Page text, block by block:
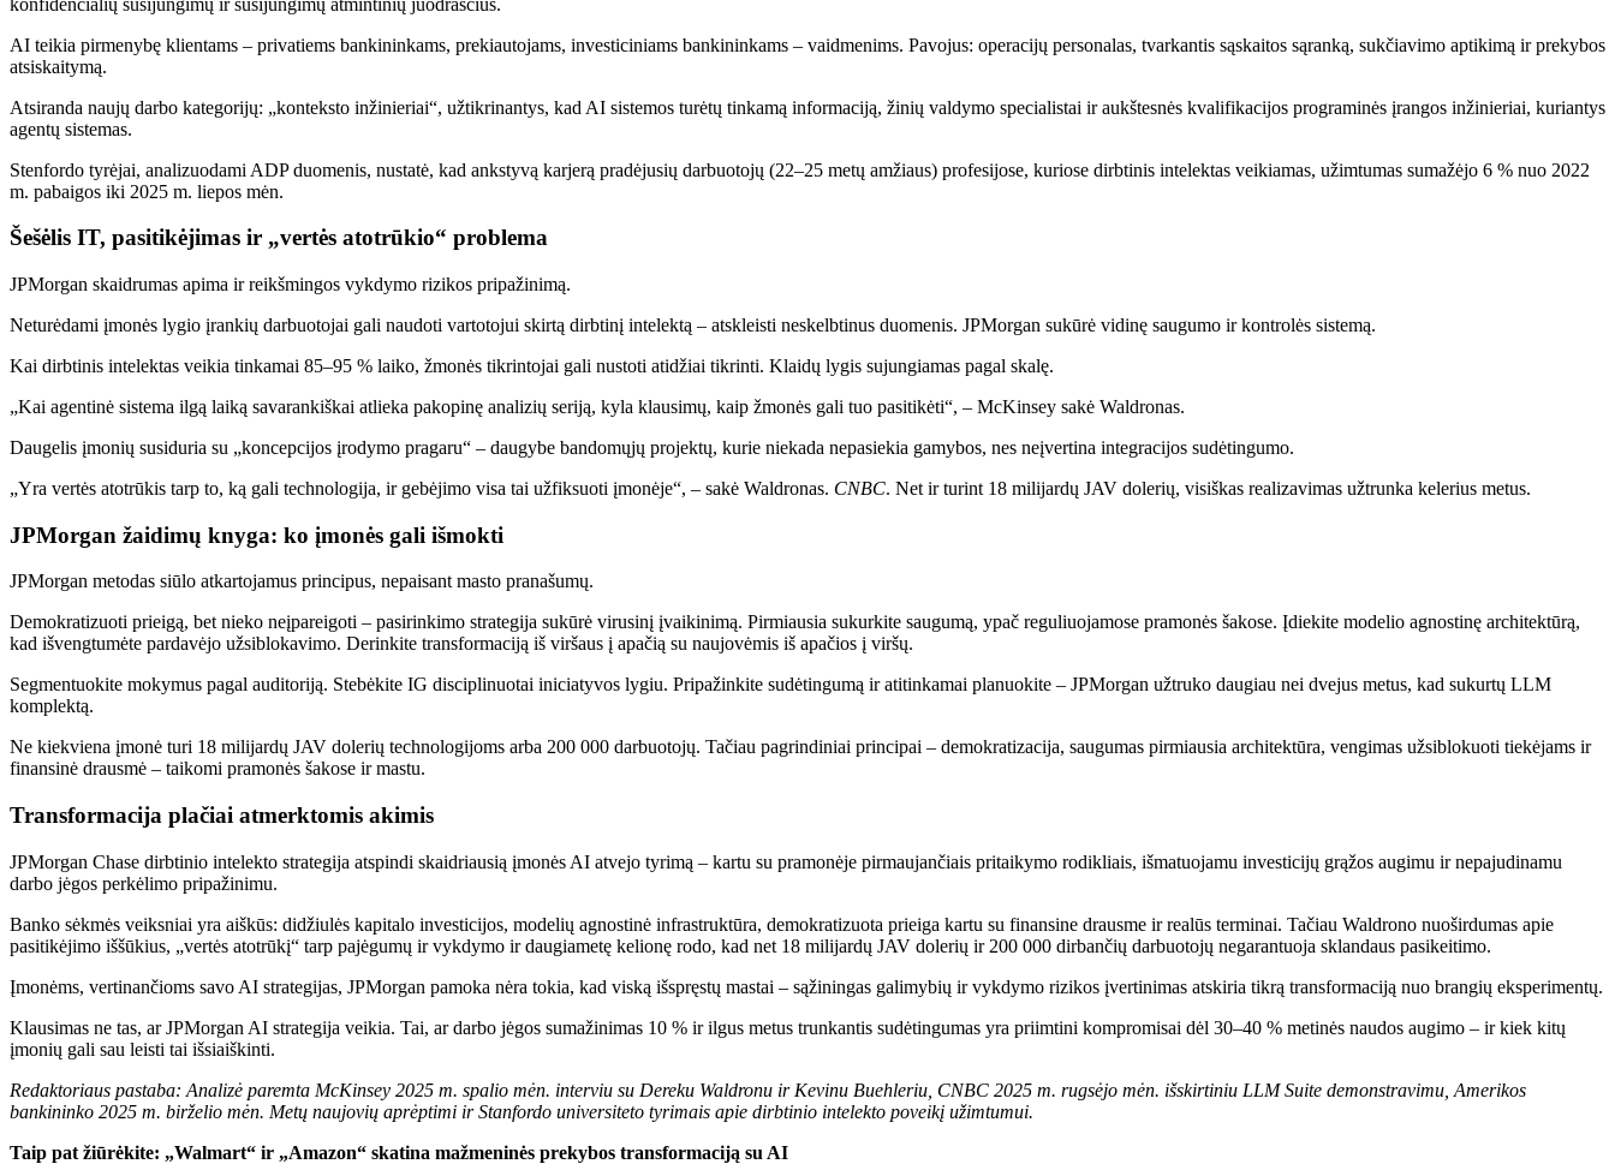
AI teikia pirmenybę klientams – privatiems bankininkams, prekiautojams, investiciniams bankininkams – vaidmenims. Pavojus: operacijų personalas, tvarkantis sąskaitos sąranką, sukčiavimo aptikimą ir prekybos
atsiskaitymą.
Atsiranda naujų darbo kategorijų: „konteksto inžinieriai“, užtikrinantys, kad AI sistemos turėtų tinkamą informaciją, žinių valdymo specialistai ir aukštesnės kvalifikacijos programinės įrangos inžinieriai, kuriantys
agentų sistemas.
Stenfordo tyrėjai, analizuodami ADP duomenis, nustatė, kad ankstyvą karjerą pradėjusių darbuotojų (22–25 metų amžiaus) profesijose, kuriose dirbtinis intelektas veikiamas, užimtumas sumažėjo 6 % nuo 2022
m. pabaigos iki 2025 m. liepos mėn.
Šešėlis IT, pasitikėjimas ir „vertės atotrūkio“ problema
JPMorgan skaidrumas apima ir reikšmingos vykdymo rizikos pripažinimą.
Neturėdami įmonės lygio įrankių darbuotojai gali naudoti vartotojui skirtą dirbtinį intelektą – atskleisti neskelbtinus duomenis. JPMorgan sukūrė vidinę saugumo ir kontrolės sistemą.
Kai dirbtinis intelektas veikia tinkamai 85–95 % laiko, žmonės tikrintojai gali nustoti atidžiai tikrinti. Klaidų lygis sujungiamas pagal skalę.
„Kai agentinė sistema ilgą laiką savarankiškai atlieka pakopinę analizių seriją, kyla klausimų, kaip žmonės gali tuo pasitikėti“, – McKinsey sakė Waldronas.
Daugelis įmonių susiduria su „koncepcijos įrodymo pragaru“ – daugybe bandomųjų projektų, kurie niekada nepasiekia gamybos, nes neįvertina integracijos sudėtingumo.
„Yra vertės atotrūkis tarp to, ką gali technologija, ir gebėjimo visa tai užfiksuoti įmonėje“, – sakė Waldronas. CNBC. Net ir turint 18 milijardų JAV dolerių, visiškas realizavimas užtrunka kelerius metus.
JPMorgan žaidimų knyga: ko įmonės gali išmokti
JPMorgan metodas siūlo atkartojamus principus, nepaisant masto pranašumų.
Demokratizuoti prieigą, bet nieko neįpareigoti – pasirinkimo strategija sukūrė virusinį įvaikinimą. Pirmiausia sukurkite saugumą, ypač reguliuojamose pramonės šakose. Įdiekite modelio agnostinę architektūrą,
kad išvengtumėte pardavėjo užsiblokavimo. Derinkite transformaciją iš viršaus į apačią su naujovėmis iš apačios į viršų.
Segmentuokite mokymus pagal auditoriją. Stebėkite IG disciplinuotai iniciatyvos lygiu. Pripažinkite sudėtingumą ir atitinkamai planuokite – JPMorgan užtruko daugiau nei dvejus metus, kad sukurtų LLM
komplektą.
Ne kiekviena įmonė turi 18 milijardų JAV dolerių technologijoms arba 200 000 darbuotojų. Tačiau pagrindiniai principai – demokratizacija, saugumas pirmiausia architektūra, vengimas užsiblokuoti tiekėjams ir
finansinė drausmė – taikomi pramonės šakose ir mastu.
Transformacija plačiai atmerktomis akimis
JPMorgan Chase dirbtinio intelekto strategija atspindi skaidriausią įmonės AI atvejo tyrimą – kartu su pramonėje pirmaujančiais pritaikymo rodikliais, išmatuojamu investicijų grąžos augimu ir nepajudinamu
darbo jėgos perkėlimo pripažinimu.
Banko sėkmės veiksniai yra aiškūs: didžiulės kapitalo investicijos, modelių agnostinė infrastruktūra, demokratizuota prieiga kartu su finansine drausme ir realūs terminai. Tačiau Waldrono nuoširdumas apie
pasitikėjimo iššūkius, „vertės atotrūkį“ tarp pajėgumų ir vykdymo ir daugiametę kelionę rodo, kad net 18 milijardų JAV dolerių ir 200 000 dirbančių darbuotojų negarantuoja sklandaus pasikeitimo.
Įmonėms, vertinančioms savo AI strategijas, JPMorgan pamoka nėra tokia, kad viską išspręstų mastai – sąžiningas galimybių ir vykdymo rizikos įvertinimas atskiria tikrą transformaciją nuo brangių eksperimentų.
Klausimas ne tas, ar JPMorgan AI strategija veikia. Tai, ar darbo jėgos sumažinimas 10 % ir ilgus metus trunkantis sudėtingumas yra priimtini kompromisai dėl 30–40 % metinės naudos augimo – ir kiek kitų
įmonių gali sau leisti tai išsiaiškinti.
Redaktoriaus pastaba: Analizė paremta McKinsey 2025 m. spalio mėn. interviu su Dereku Waldronu ir Kevinu Buehleriu, CNBC 2025 m. rugsėjo mėn. išskirtiniu LLM Suite demonstravimu, Amerikos
bankininko 2025 m. birželio mėn. Metų naujovių aprėptimi ir Stanfordo universiteto tyrimais apie dirbtinio intelekto poveikį užimtumui.
Taip pat žiūrėkite: „Walmart“ ir „Amazon“ skatina mažmeninės prekybos transformaciją su AI